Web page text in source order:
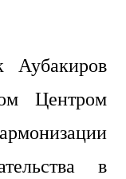
Аубакиров
Центром
в